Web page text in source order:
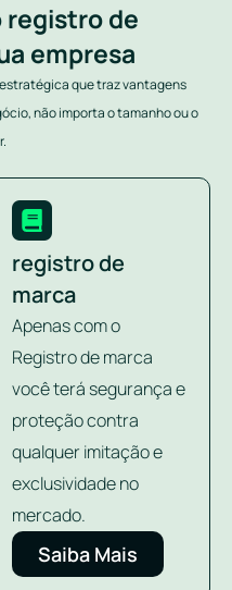
registro de
empresa
que traz vantagens
não importa o tamanho ou o
registro de
marca
Apenas com o
Registro de marca
você terá segurança e
proteção contra
qualquer imitação e
exclusividade no
mercado.
Saiba Mais